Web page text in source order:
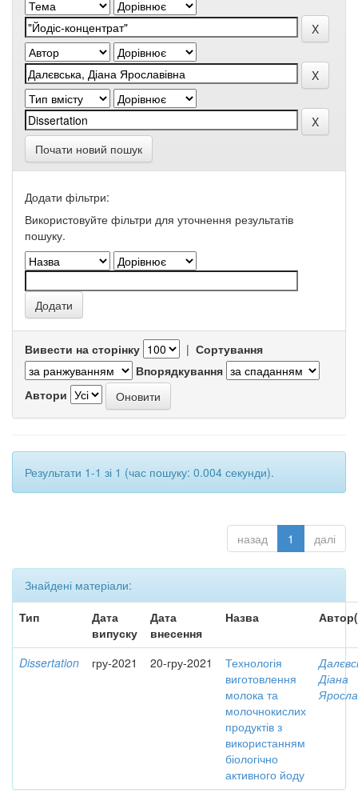
Почати новий пошук
Додати фільтри:
Використовуйте фільтри для уточнення результатів
пошуку.
Вивести на сторінку | Сортування
Впорядкування
Автори
Результати 1-1 зі 1 (час пошуку: 0.004 секунди).
назад 1 далі
Знайдені матеріали:
Тип
Дата
випуску
Дата
внесення
Назва
Dissertation гру-2021 20-гру-2021
Технологія
виготовлення
молока та
молочнокислих
продуктів з
використанням
біологічно
активного йоду
Діана